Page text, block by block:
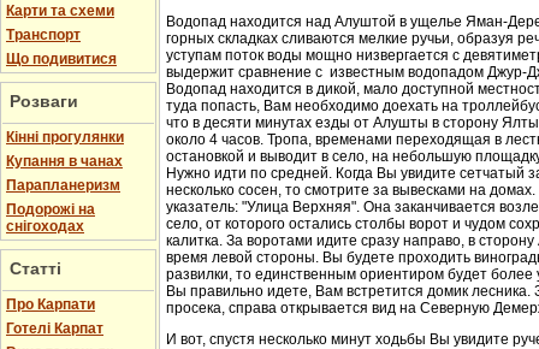
Карти та схеми
Транспорт
Що подивитися
Розваги
Кінні прогулянки
Купання в чанах
Парапланеризм
Подорожі на
снігоходах
Статті
Про Карпати
Готелі Карпат
Водопад находится над Алуштой в ущелье Яман-
горных складках сливаются мелкие ручьи, образуя
уступам поток воды мощно низвергается с
выдержит сравнение с известным водопадом Джур-
Водопад находится в дикой, мало доступной
туда попасть, Вам необходимо доехать на
что в десяти минутах езды от Алушты в сторону
около 4 часов. Тропа, временами переходящая в
остановкой и выводит в село, на небольшую
Нужно идти по средней. Когда Вы увидите сетчатый
несколько сосен, то смотрите за вывесками на
указатель: "Улица Верхняя". Она заканчивается
село, от которого остались столбы ворот и чудом
калитка. За воротами идите сразу направо, в
время левой стороны. Вы будете проходить
развилки, то единственным ориентиром будет более
Вы правильно идете, Вам встретится домик лесника.
просека, справа открывается вид на Северную
И вот, спустя несколько минут ходьбы Вы увидите